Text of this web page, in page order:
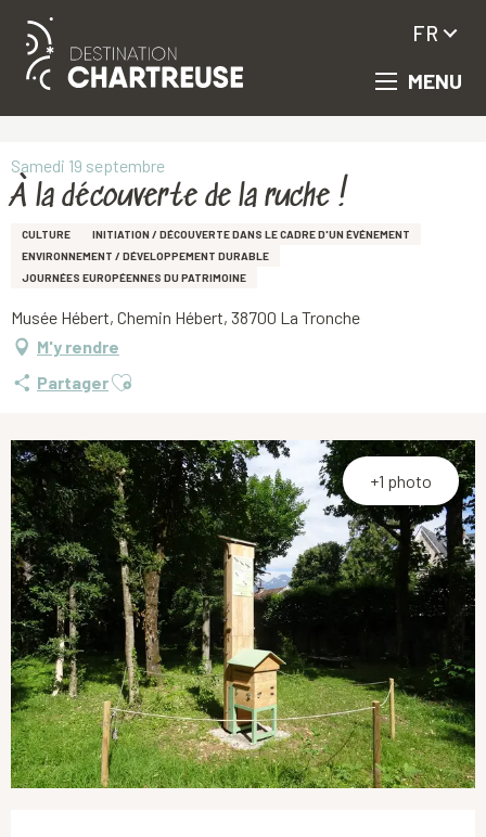
Aller
principal
MENU
FR
Samedi 19 septembre
À la découverte de la ruche !
CULTURE
INITIATION / DÉCOUVERTE DANS LE CADRE D'UN ÉVÉNEMENT
ENVIRONNEMENT / DÉVELOPPEMENT DURABLE
JOURNÉES EUROPÉENNES DU PATRIMOINE
Musée Hébert, Chemin Hébert, 38700 La Tronche
M'y rendre
PartagerAjouter aux favoris
+1 photo